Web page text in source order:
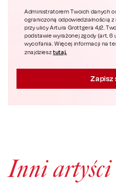
Administratorem Twoich danych
ograniczoną odpowiedzialnością z
przy ulicy Artura Grottgera 4/2.
podstawie wyrażonej zgody (art. 6
wycofania. Więcej informacji na
znajdziesztutaj.
Zapisz
Inni artyści